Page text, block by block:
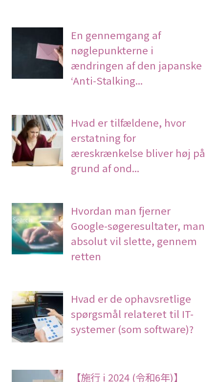
En gennemgang af
nøglepunkterne i
ændringen af den japanske
‘Anti-Stalking...
Hvad er tilfældene, hvor
erstatning for
æreskrænkelse bliver høj på
grund af ond...
Hvordan man fjerner
Google-søgeresultater, man
absolut vil slette, gennem
retten
Hvad er de ophavsretlige
spørgsmål relateret til IT-
systemer (som software)?
【施行 i 2024 (令和6年)】